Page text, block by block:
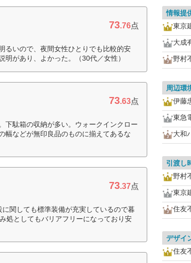
73.76点
るいので、夜間女性ひとりでも比較的安
があり、よかった。（30代／女性）
73.63点
下駄箱の収納が多い。ウォークインクロー
幅などが無印良品のものに揃えてあるな
73.37点
関しても標準装備が充実しているので暮
処としてもバリアフリーになっており安
情報提
東京
大成
野村
周辺環
伊藤
東急
大和
引渡し
野村
東京
住友
デザイ
住友